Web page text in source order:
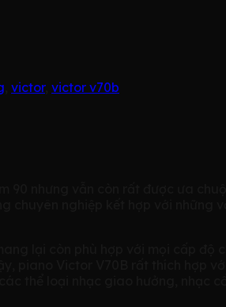
victor, victor v70b
nhưng vẫn còn rất được ưa
nghiệp kết hợp với những
piano Victor V70B rất thích hợp
thể loại nhạc giao hưởng, nhạc